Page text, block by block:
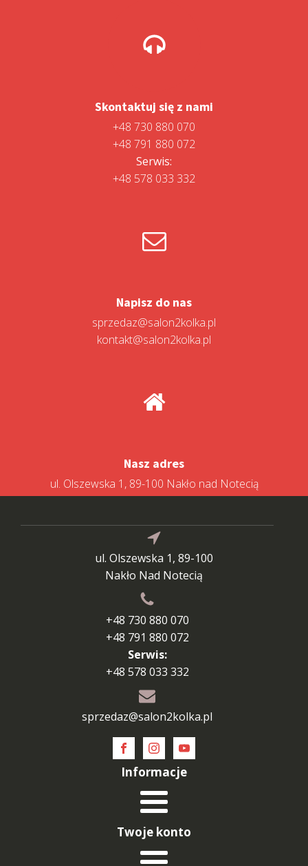
Skontaktuj się z nami
+48 730 880 070
+48 791 880 072
Serwis:
+48 578 033 332
Napisz do nas
sprzedaz@salon2kolka.pl
kontakt@salon2kolka.pl
Nasz adres
ul. Olszewska 1, 89-100 Nakło nad Notecią
ul. Olszewska 1, 89-100
Nakło Nad Notecią
+48 730 880 070
+48 791 880 072
Serwis:
+48 578 033 332
sprzedaz@salon2kolka.pl
Informacje
Twoje konto